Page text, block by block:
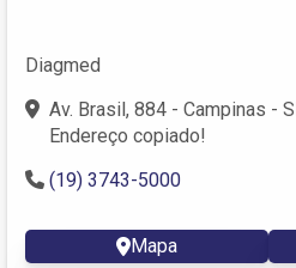
Diagmed
Av. Brasil, 884 - Campinas -
Endereço copiado!
(19) 3743-5000
Mapa